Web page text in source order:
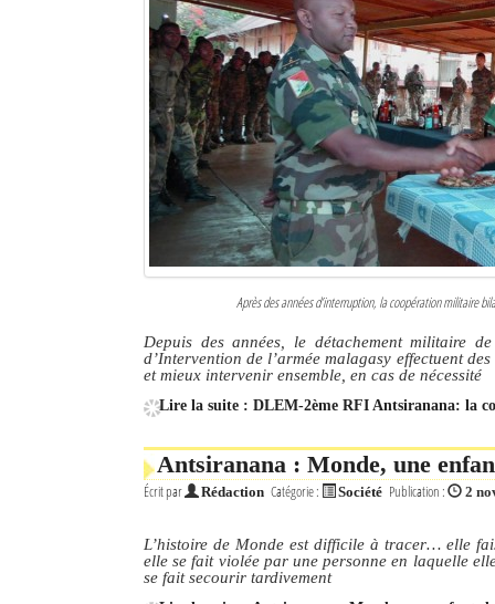
Après des années d’interruption, la coopération militaire
Depuis des années, le détachement militaire
d’Intervention de l’armée malagasy effectuent
et mieux intervenir ensemble, en cas de nécessité
Lire la suite : DLEM-2ème RFI Antsiranana: la
Antsiranana : Monde, une
Écrit par Rédaction Catégorie : Société Publication : 2
L’histoire de Monde est difficile à tracer… elle
elle se fait violée par une personne en laquelle
se fait secourir tardivement